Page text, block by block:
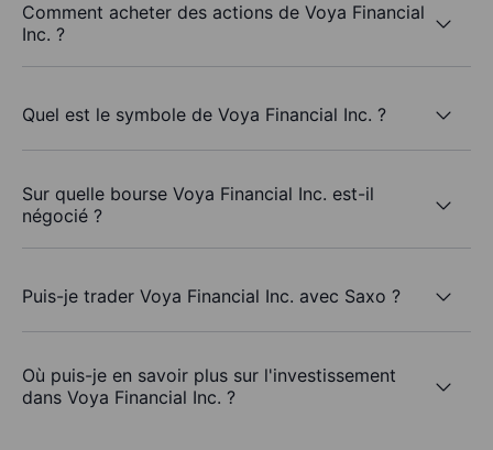
Comment acheter des actions de Voya Financial
Inc. ?
Quel est le symbole de Voya Financial Inc. ?
Sur quelle bourse Voya Financial Inc. est-il
négocié ?
Puis-je trader Voya Financial Inc. avec Saxo ?
Où puis-je en savoir plus sur l'investissement
dans Voya Financial Inc. ?